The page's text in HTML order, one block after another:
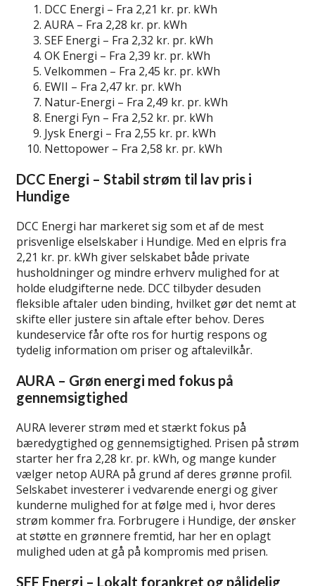
DCC Energi – Fra 2,21 kr. pr. kWh
AURA – Fra 2,28 kr. pr. kWh
SEF Energi – Fra 2,32 kr. pr. kWh
OK Energi – Fra 2,39 kr. pr. kWh
Velkommen – Fra 2,45 kr. pr. kWh
EWII – Fra 2,47 kr. pr. kWh
Natur-Energi – Fra 2,49 kr. pr. kWh
Energi Fyn – Fra 2,52 kr. pr. kWh
Jysk Energi – Fra 2,55 kr. pr. kWh
Nettopower – Fra 2,58 kr. pr. kWh
DCC Energi – Stabil strøm til lav pris i
Hundige
DCC Energi har markeret sig som et af de mest
prisvenlige elselskaber i Hundige. Med en elpris fra
2,21 kr. pr. kWh giver selskabet både private
husholdninger og mindre erhverv mulighed for at
holde eludgifterne nede. DCC tilbyder desuden
fleksible aftaler uden binding, hvilket gør det nemt at
skifte eller justere sin aftale efter behov. Deres
kundeservice får ofte ros for hurtig respons og
tydelig information om priser og aftalevilkår.
AURA – Grøn energi med fokus på
gennemsigtighed
AURA leverer strøm med et stærkt fokus på
bæredygtighed og gennemsigtighed. Prisen på strøm
starter her fra 2,28 kr. pr. kWh, og mange kunder
vælger netop AURA på grund af deres grønne profil.
Selskabet investerer i vedvarende energi og giver
kunderne mulighed for at følge med i, hvor deres
strøm kommer fra. Forbrugere i Hundige, der ønsker
at støtte en grønnere fremtid, har her en oplagt
mulighed uden at gå på kompromis med prisen.
SEF Energi – Lokalt forankret og pålidelig